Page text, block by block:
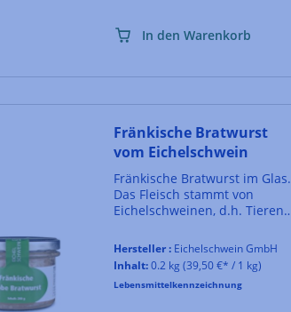
In den Warenkorb
Fränkische Bratwurst
vom Eichelschwein
Fränkische Bratwurst im Glas.
Das Fleisch stammt von
Eichelschweinen, d.h. Tieren
Hutewaldhaltung. Eine Rarität
und besondere Leckerei.
Hersteller : Eichelschwein GmbH
Inhalt:0.2 kg(39,50 €* / 1 kg)
Lebensmittelkennzeichnung